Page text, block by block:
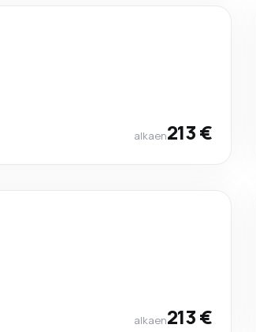
alkaen213 €
alkaen213 €